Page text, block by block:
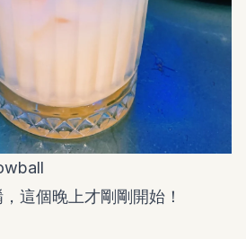
這個晚上才剛剛開始！